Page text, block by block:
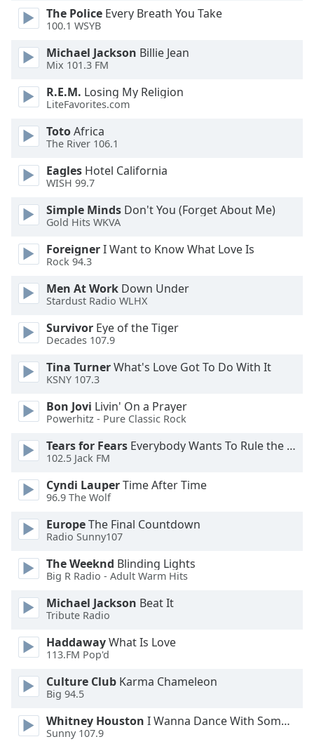
Opacity
Caption
Area
Background
Style
Font
Family
Reset
Done
Close
dialog
window.
The Police Every Breath You Take
100.1 WSYB
Michael Jackson Billie Jean
Mix 101.3 FM
R.E.M. Losing My Religion
LiteFavorites.com
TotoAfrica
The River 106.1
Eagles Hotel California
WISH 99.7
Simple Minds Don't You (Forget About Me)
Gold Hits WKVA
ForeignerI Want to Know What Love Is
Rock 94.3
Men At Work Down Under
Stardust Radio WLHX
Survivor Eye of the Tiger
Decades 107.9
Tina TurnerWhat's Love Got To Do With It
KSNY 107.3
Bon Jovi Livin' On a Prayer
Powerhitz - Pure Classic Rock
Tears for Fears Everybody Wants To Rule the World
102.5 Jack FM
Cyndi LauperTime After Time
96.9 The Wolf
EuropeThe Final Countdown
Radio Sunny107
The Weeknd Blinding Lights
Big R Radio - Adult Warm Hits
Michael Jackson Beat It
Tribute Radio
HaddawayWhat Is Love
113.FM Pop'd
Culture Club Karma Chameleon
Big 94.5
Whitney Houston I Wanna Dance With Somebody
Sunny 107.9